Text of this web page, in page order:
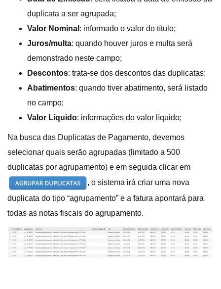
duplicata a ser agrupada;
Valor Nominal : informado o valor do título;
Juros/multa: quando houver juros e multa será
demonstrado neste campo;
Descontos: trata-se dos descontos das duplicatas;
Abatimentos: quando tiver abatimento, será listado
no campo;
Valor Líquido: informações do valor líquido;
Na busca das Duplicatas de Pagamento, devemos
selecionar quais serão agrupadas (limitado a 500
duplicatas por agrupamento) e em seguida clicar em
, o sistema irá criar uma nova
duplicata do tipo “agrupamento” e a fatura apontará para
todas as notas fiscais do agrupamento.